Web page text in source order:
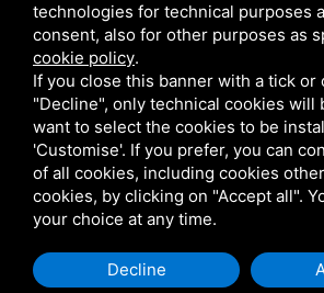
technologies for technical purposes
consent, also for other purposes as
cookie policy.
If you close this banner with a tick or
"Decline", only technical cookies will
want to select the cookies to be
'Customise'. If you prefer, you can
of all cookies, including cookies
cookies, by clicking on "Accept all".
your choice at any time.
Decline
Camping village i tre moschettieri - P. BTW
CP: 00002 - CIN:
Privacy Policy- Deze site wordt beschermd
v3,Privacybeleide